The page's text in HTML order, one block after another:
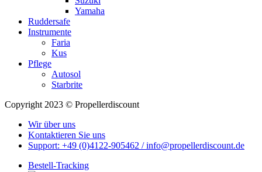
Yamaha
Ruddersafe
Instrumente
Faria
Kus
Pflege
Autosol
Starbrite
Copyright 2023 © Propellerdiscount
Wir über uns
Kontaktieren Sie uns
Support: +49 (0)4122-905462 / info@propellerdiscount.de
Bestell-Tracking